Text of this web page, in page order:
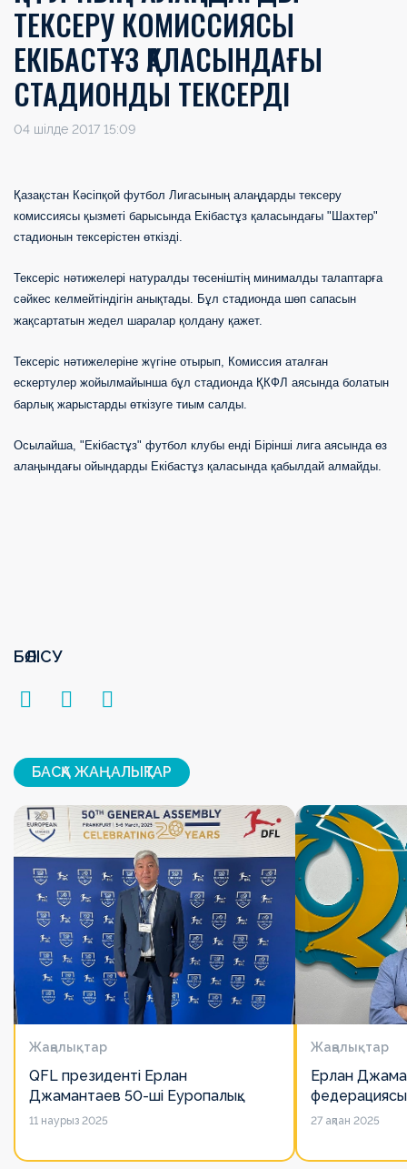
ТЕКСЕРУ КОМИССИЯСЫ
ЕКІБАСТҰЗ ҚАЛАСЫНДАҒЫ
СТАДИОНДЫ ТЕКСЕРДІ
04 шілде 2017 15:09
Қазақстан Кәсіпқой футбол Лигасының алаңдарды тексеру
комиссиясы қызметі барысында Екібастұз қаласындағы "Шахтер"
стадионын тексерістен өткізді.
Тексеріс нәтижелері натуралды төсеніштің минималды талаптарға
сәйкес келмейтіндігін анықтады. Бұл стадионда шөп сапасын
жақсартатын жедел шаралар қолдану қажет.
Тексеріс нәтижелеріне жүгіне отырып, Комиссия аталған
ескертулер жойылмайынша бұл стадионда ҚКФЛ аясында болатын
барлық жарыстарды өткізуге тиым салды.
Осылайша, "Екібастұз" футбол клубы енді Бірінші лига аясында өз
алаңындағы ойындарды Екібастұз қаласында қабылдай алмайды.
БӨЛІСУ
БАСҚА ЖАҢАЛЫҚТАР
Жаңалықтар
QFL президенті Ерлан
Джамантаев 50-ші Еуропалық
лигалар Бас ассамблеясына
11 наурыз 2025
Жаңалықтар
Ерлан
есімін
27 ақпан 2025